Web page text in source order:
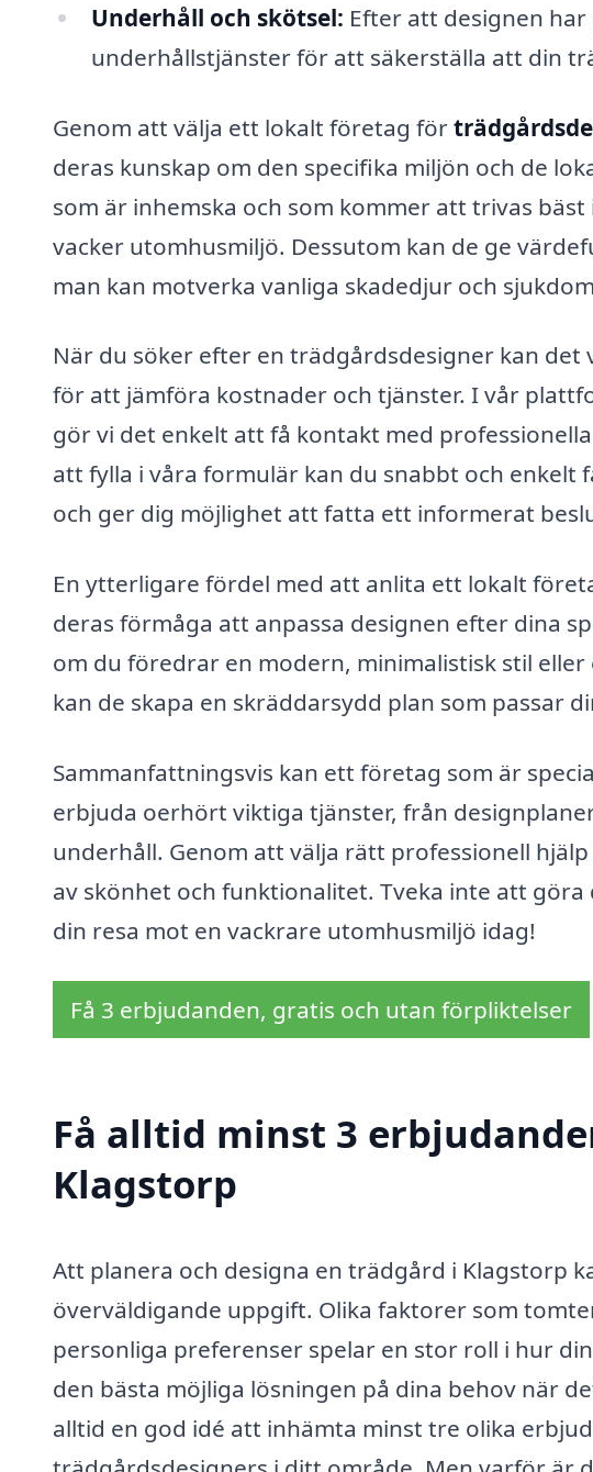
Underhåll och skötsel: Efter att designen
underhållstjänster för att säkerställa att din
Genom att välja ett lokalt företag för
deras kunskap om den specifika miljön och de
som är inhemska och som kommer att trivas
vacker utomhusmiljö. Dessutom kan de ge
man kan motverka vanliga skadedjur och
När du söker efter en trädgårdsdesigner kan
för att jämföra kostnader och tjänster. I vår
gör vi det enkelt att få kontakt med
att fylla i våra formulär kan du snabbt och
och ger dig möjlighet att fatta ett informerat
En ytterligare fördel med att anlita ett lokalt
deras förmåga att anpassa designen efter dina
om du föredrar en modern, minimalistisk stil
kan de skapa en skräddarsydd plan som passar
Sammanfattningsvis kan ett företag som är
erbjuda oerhört viktiga tjänster, från
underhåll. Genom att välja rätt professionell
av skönhet och funktionalitet. Tveka inte att
din resa mot en vackrare utomhusmiljö idag!
Få 3 erbjudanden, gratis och utan förpliktelser
Få alltid minst 3
Klagstorp
Att planera och designa en trädgård i Klagstorp
överväldigande uppgift. Olika faktorer som
personliga preferenser spelar en stor roll i hur
den bästa möjliga lösningen på dina behov när
alltid en god idé att inhämta minst tre olika